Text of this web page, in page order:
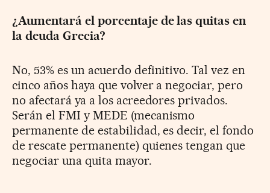
¿Aumentará el porcentaje de las quitas en
la deuda Grecia?
No, 53% es un acuerdo definitivo. Tal vez en
cinco años haya que volver a negociar, pero
no afectará ya a los acreedores privados.
Serán el FMI y MEDE (mecanismo
permanente de estabilidad, es decir, el fondo
de rescate permanente) quienes tengan que
negociar una quita mayor.